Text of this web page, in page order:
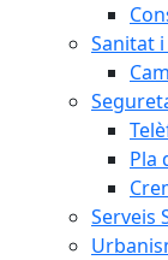
Sanitat
Pla
Serveis